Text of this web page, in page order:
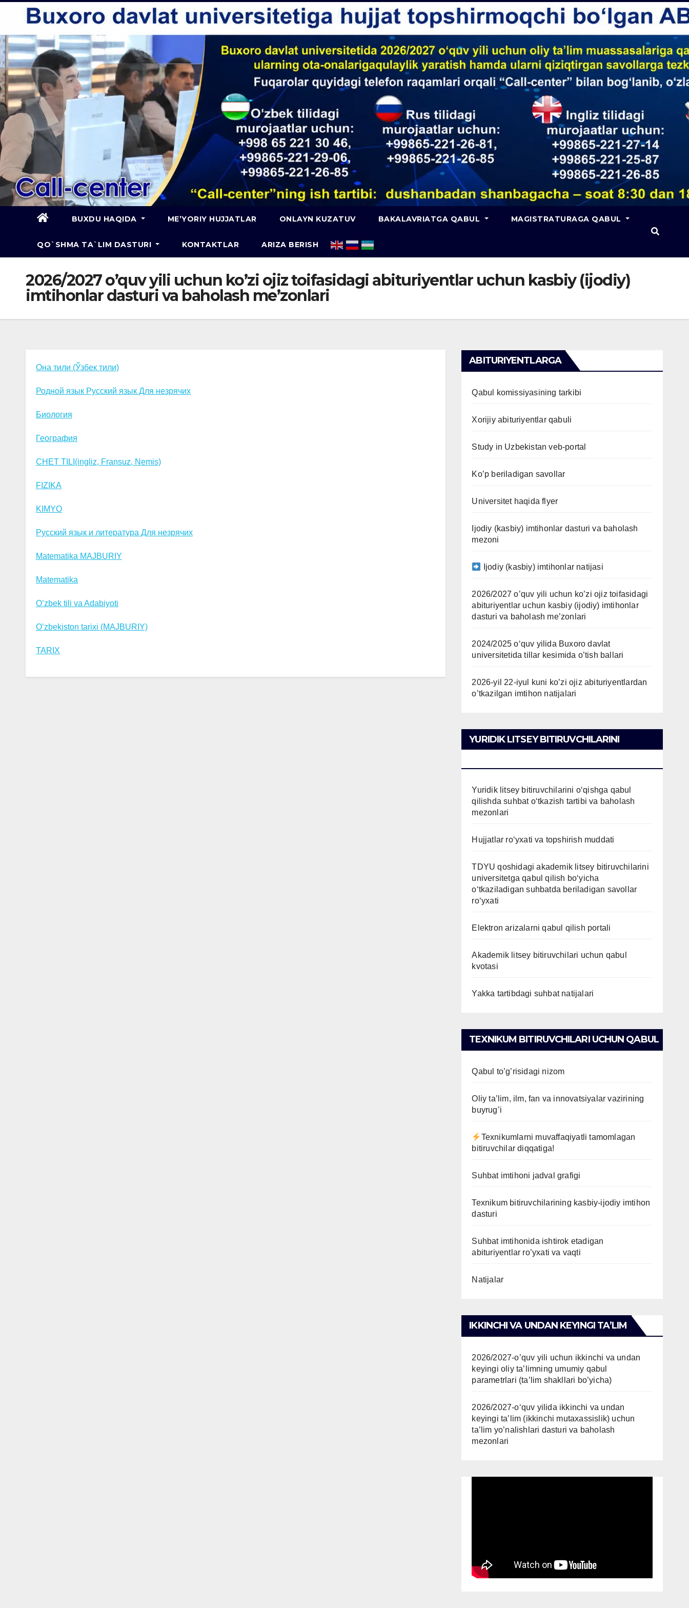
content
BUXDU HAQIDA ME’YORIY HUJJATLAR ONLAYN KUZATUV BAKALAVRIATGA QABUL MAGISTRATURAGA QABUL
QO`SHMA TA`LIM DASTURI KONTAKTLAR ARIZA BERISH
2026/2027 o’quv yili uchun ko’zi ojiz toifasidagi abituriyentlar uchun kasbiy (ijodiy)
imtihonlar dasturi va baholash me’zonlari
Она тили (Ўзбек тили)
Родной язык Русский язык Для незрячих
Биология
География
CHET TILI(ingliz, Fransuz, Nemis)
FIZIKA
KIMYO
Русский язык и литература Для незрячих
Matematika MAJBURIY
Matematika
O’zbek tili va Adabiyoti
O’zbekiston tarixi (MAJBURIY)
TARIX
ABITURIYENTLARGA
Qabul komissiyasining tarkibi
Xorijiy abituriyentlar qabuli
Study in Uzbekistan veb-portal
Ko’p beriladigan savollar
Universitet haqida flyer
Ijodiy (kasbiy) imtihonlar dasturi va baholash
mezoni
Ijodiy (kasbiy) imtihonlar natijasi
2026/2027 o’quv yili uchun ko’zi ojiz toifasidagi
abituriyentlar uchun kasbiy (ijodiy) imtihonlar
dasturi va baholash me’zonlari
2024/2025 oʻquv yilida Buxoro davlat
universitetida tillar kesimida o’tish ballari
2026-yil 22-iyul kuni ko’zi ojiz abituriyentlardan
o’tkazilgan imtihon natijalari
YURIDIK LITSEY BITIRUVCHILARINI
Yuridik litsey bitiruvchilarini o‘qishga qabul
qilishda suhbat o‘tkazish tartibi va baholash
mezonlari
Hujjatlar ro‘yxati va topshirish muddati
TDYU qoshidagi akademik litsey bitiruvchilarini
universitetga qabul qilish bo‘yicha
o‘tkaziladigan suhbatda beriladigan savollar
ro‘yxati
Elektron arizalarni qabul qilish portali
Akademik litsey bitiruvchilari uchun qabul
kvotasi
Yakka tartibdagi suhbat natijalari
TEXNIKUM BITIRUVCHILARI UCHUN QABUL
Qabul to’g’risidagi nizom
Oliy ta’lim, ilm, fan va innovatsiyalar vazirining
buyrug’i
Texnikumlarni muvaffaqiyatli tamomlagan
bitiruvchilar diqqatiga!
Suhbat imtihoni jadval grafigi
Texnikum bitiruvchilarining kasbiy-ijodiy imtihon
dasturi
Suhbat imtihonida ishtirok etadigan
abituriyentlar ro’yxati va vaqti
Natijalar
IKKINCHI VA UNDAN KEYINGI TAʼLIM
2026/2027-o’quv yili uchun ikkinchi va undan
keyingi oliy ta’limning umumiy qabul
parametrlari (ta’lim shakllari bo’yicha)
2026/2027-oʻquv yilida ikkinchi va undan
keyingi taʼlim (ikkinchi mutaxassislik) uchun
ta’lim yo’nalishlari dasturi va baholash
mezonlari